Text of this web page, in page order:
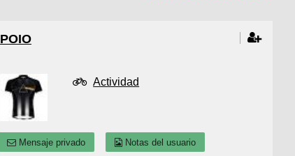
POIO
Actividad
Mensaje privado Notas del usuario